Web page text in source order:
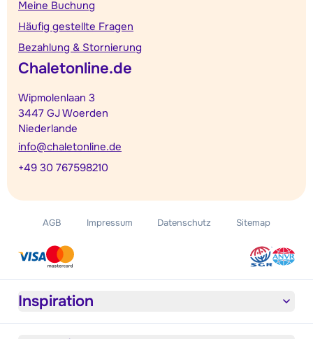
Meine Buchung
Häufig gestellte Fragen
Bezahlung & Stornierung
Chaletonline.de
Wipmolenlaan 3
3447 GJ Woerden
Niederlande
info@chaletonline.de
+49 30 767598210
AGB Impressum Datenschutz Sitemap
Inspiration